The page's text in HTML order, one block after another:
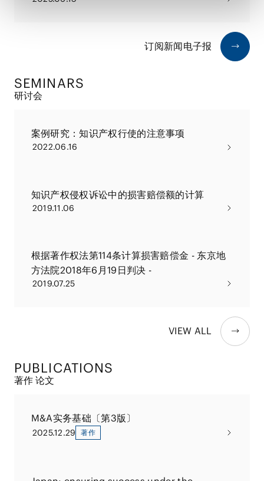
订阅新闻电子报
SEMINARS
研讨会
案例研究：知识产权行使的注意事项
2022.06.16
知识产权侵权诉讼中的损害赔偿额的计算
2019.11.06
根据著作权法第114条计算损害赔偿金 - 东京地
方法院2018年6月19日判决 -
2019.07.25
VIEW ALL
PUBLICATIONS
著作 论文
M&A实务基础〔第3版〕
2025.12.29 著作